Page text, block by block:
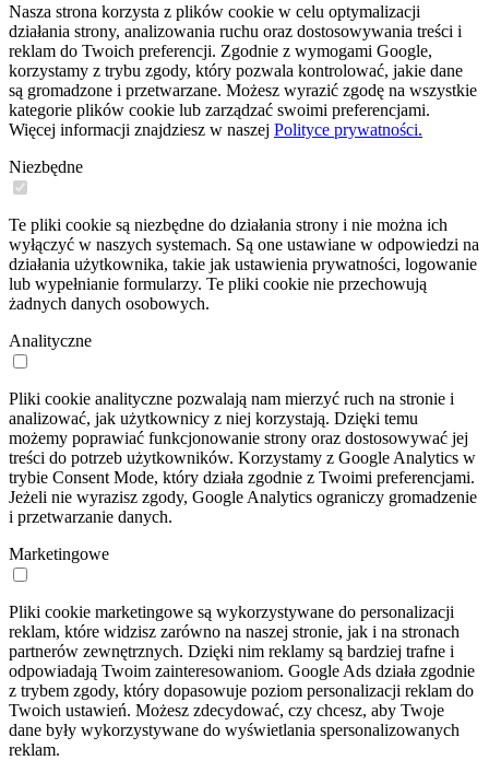
Nasza strona korzysta z plików cookie w celu optymalizacji
działania strony, analizowania ruchu oraz dostosowywania treści i
reklam do Twoich preferencji. Zgodnie z wymogami Google,
korzystamy z trybu zgody, który pozwala kontrolować, jakie dane
są gromadzone i przetwarzane. Możesz wyrazić zgodę na wszystkie
kategorie plików cookie lub zarządzać swoimi preferencjami.
Więcej informacji znajdziesz w naszej Polityce prywatności.
Niezbędne
Te pliki cookie są niezbędne do działania strony i nie można ich
wyłączyć w naszych systemach. Są one ustawiane w odpowiedzi na
działania użytkownika, takie jak ustawienia prywatności, logowanie
lub wypełnianie formularzy. Te pliki cookie nie przechowują
żadnych danych osobowych.
Analityczne
Pliki cookie analityczne pozwalają nam mierzyć ruch na stronie i
analizować, jak użytkownicy z niej korzystają. Dzięki temu
możemy poprawiać funkcjonowanie strony oraz dostosowywać jej
treści do potrzeb użytkowników. Korzystamy z Google Analytics w
trybie Consent Mode, który działa zgodnie z Twoimi preferencjami.
Jeżeli nie wyrazisz zgody, Google Analytics ograniczy gromadzenie
i przetwarzanie danych.
Marketingowe
Pliki cookie marketingowe są wykorzystywane do personalizacji
reklam, które widzisz zarówno na naszej stronie, jak i na stronach
partnerów zewnętrznych. Dzięki nim reklamy są bardziej trafne i
odpowiadają Twoim zainteresowaniom. Google Ads działa zgodnie
z trybem zgody, który dopasowuje poziom personalizacji reklam do
Twoich ustawień. Możesz zdecydować, czy chcesz, aby Twoje
dane były wykorzystywane do wyświetlania spersonalizowanych
reklam.